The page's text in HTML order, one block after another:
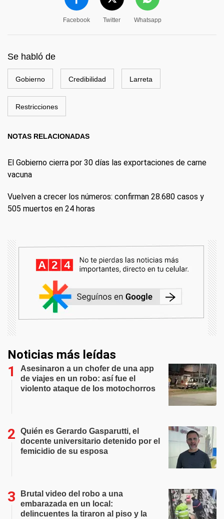
Facebook Twitter Whatsapp
Se habló de
Gobierno Credibilidad Larreta
Restricciones
NOTAS RELACIONADAS
El Gobierno cierra por 30 días las exportaciones de carne
vacuna
Vuelven a crecer los números: confirman 28.680 casos y
505 muertos en 24 horas
Noticias más leídas
Asesinaron a un chofer de una app
de viajes en un robo: así fue el
violento ataque de los motochorros
Quién es Gerardo Gasparutti, el
docente universitario detenido por el
femicidio de su esposa
Brutal video del robo a una
embarazada en un local:
delincuentes la tiraron al piso y la